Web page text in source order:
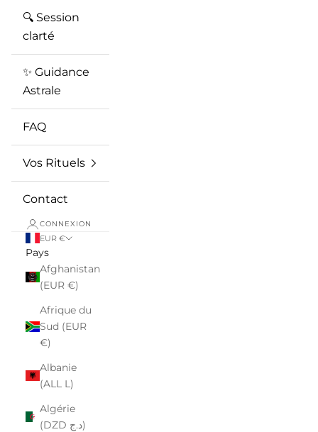
🔍 Session
clarté
✨ Guidance
Astrale
FAQ
Vos Rituels
Contact
CONNEXION
EUR €
Pays
Afghanistan
(EUR €)
Afrique du
Sud (EUR
€)
Albanie
(ALL L)
Algérie
(DZD د.ج)